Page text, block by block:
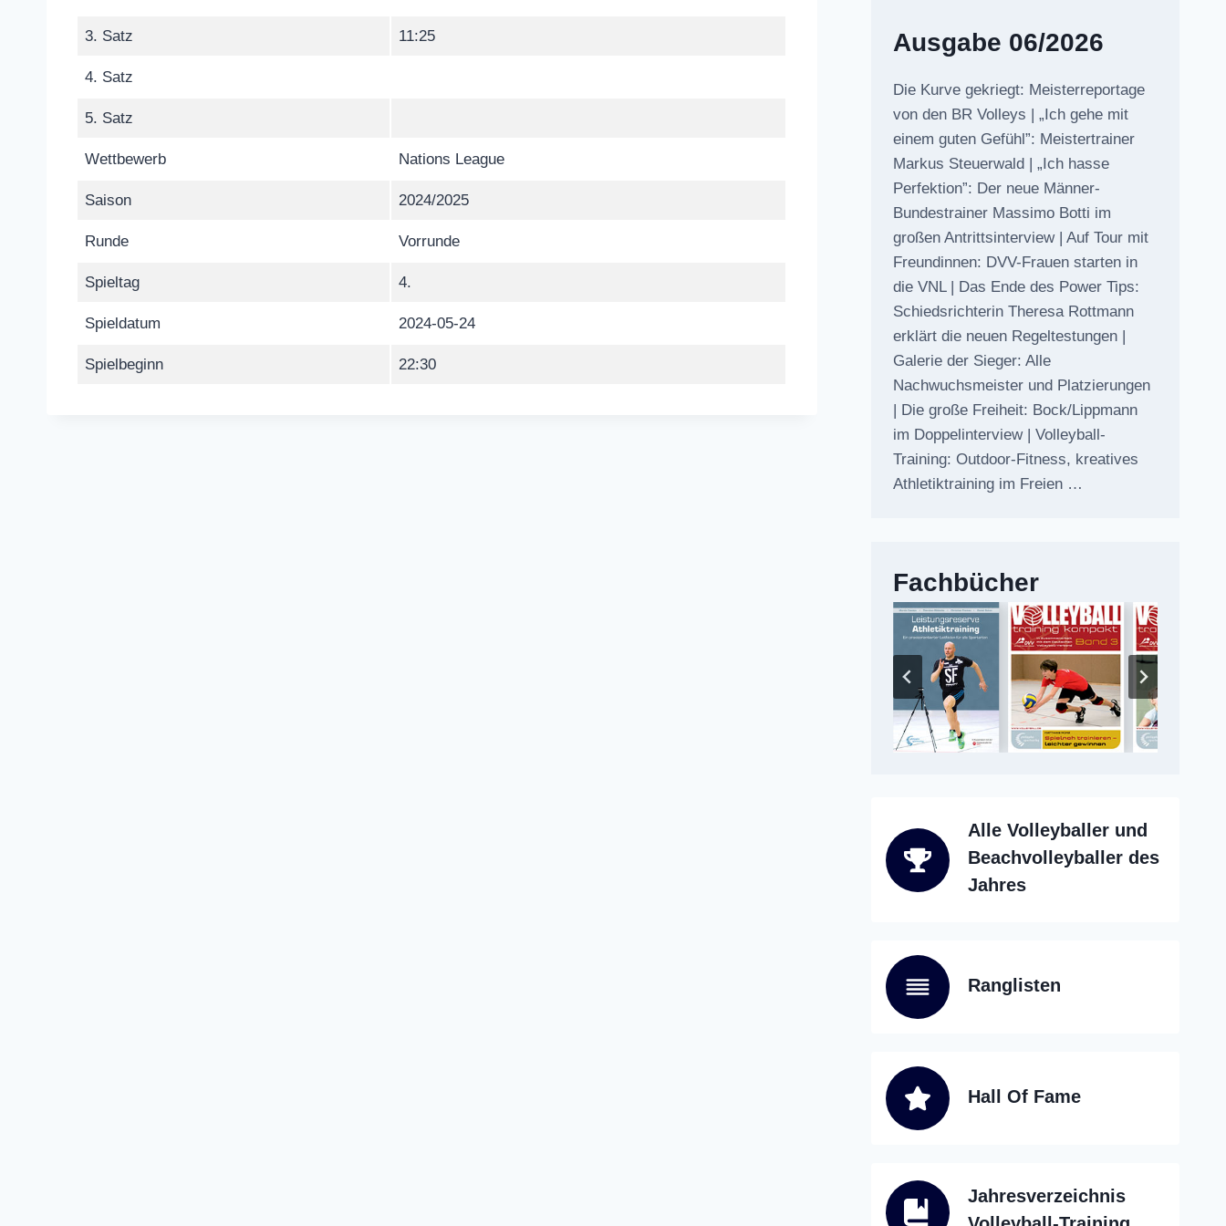
3. Satz 11:25
4. Satz
5. Satz
Wettbewerb Nations League
Saison 2024/2025
Runde Vorrunde
Spieltag 4.
Spieldatum 2024-05-24
Spielbeginn 22:30
Ausgabe 06/2026
Die Kurve gekriegt: Meisterreportage
von den BR Volleys | „Ich gehe mit
einem guten Gefühl”: Meistertrainer
Markus Steuerwald | „Ich hasse
Perfektion”: Der neue Männer-
Bundestrainer Massimo Botti im
großen Antrittsinterview | Auf Tour mit
Freundinnen: DVV-Frauen starten in
die VNL | Das Ende des Power Tips:
Schiedsrichterin Theresa Rottmann
erklärt die neuen Regeltestungen |
Galerie der Sieger: Alle
Nachwuchsmeister und Platzierungen
| Die große Freiheit: Bock/Lippmann
im Doppelinterview | Volleyball-
Training: Outdoor-Fitness, kreatives
Athletiktraining im Freien …
Fachbücher
Alle Volleyballer und
Beachvolleyballer des
Jahres
Ranglisten
Hall Of Fame
Jahresverzeichnis